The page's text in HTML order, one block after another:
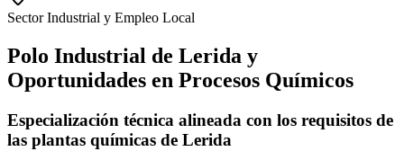
Sector Industrial y Empleo Local
Polo Industrial de Lerida y
Oportunidades en Procesos Químicos
Especialización técnica alineada con los requisitos de
las plantas químicas de Lerida